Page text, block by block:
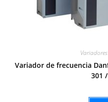
Variador de frecuencia
301